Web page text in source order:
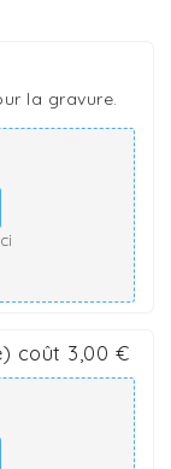
la gravure.
coût 3,00 €